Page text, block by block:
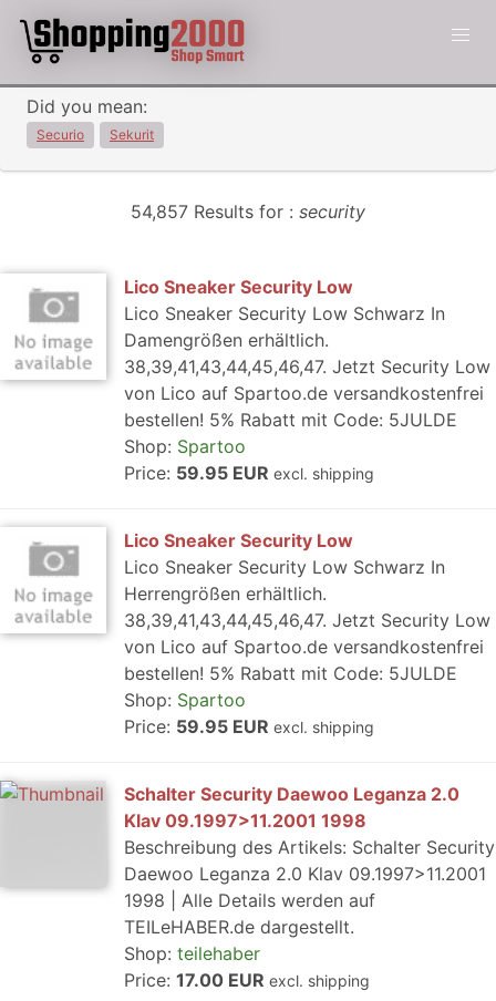
Did you mean:
Securio Sekurit
54,857 Results for : security
Lico Sneaker Security Low
Lico Sneaker Security Low Schwarz In
Damengrößen erhältlich.
38,39,41,43,44,45,46,47. Jetzt Security Low
von Lico auf Spartoo.de versandkostenfrei
bestellen! 5% Rabatt mit Code: 5JULDE
Shop: Spartoo
Price: 59.95 EUR excl. shipping
Lico Sneaker Security Low
Lico Sneaker Security Low Schwarz In
Herrengrößen erhältlich.
38,39,41,43,44,45,46,47. Jetzt Security Low
von Lico auf Spartoo.de versandkostenfrei
bestellen! 5% Rabatt mit Code: 5JULDE
Shop: Spartoo
Price: 59.95 EUR excl. shipping
Schalter Security Daewoo Leganza 2.0
Klav 09.1997>11.2001 1998
Beschreibung des Artikels: Schalter Security
Daewoo Leganza 2.0 Klav 09.1997>11.2001
1998 | Alle Details werden auf
TEILeHABER.de dargestellt.
Shop: teilehaber
Price: 17.00 EUR excl. shipping